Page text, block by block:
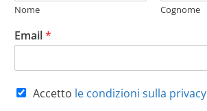
Nome Cognome
Email*
Accetto le condizioni sulla privacy